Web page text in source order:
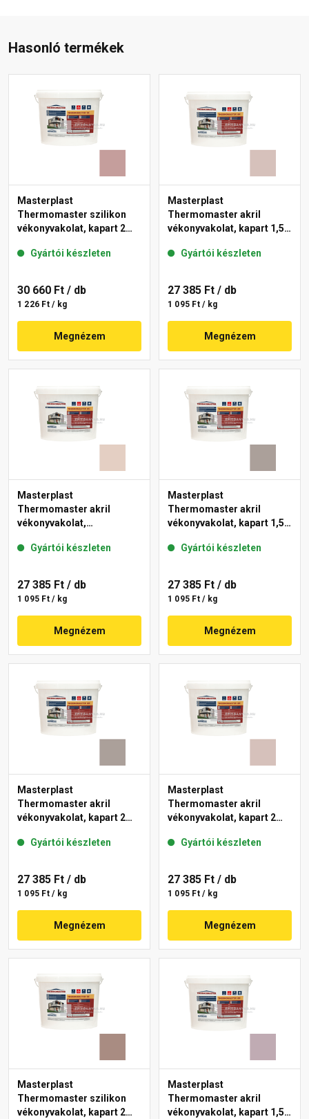
Hasonló termékek
Masterplast
Thermomaster szilikon
vékonyvakolat, kapart 2
Gyártói készleten
30 660 Ft / db
1 226 Ft / kg
Megnézem
Masterplast
Thermomaster akril
vékonyvakolat, kapart 1,5
Gyártói készleten
27 385 Ft / db
1 095 Ft / kg
Megnézem
Masterplast
Thermomaster akril
vékonyvakolat,
44-E 25 kg
Gyártói készleten
27 385 Ft / db
1 095 Ft / kg
Megnézem
Masterplast
Thermomaster akril
vékonyvakolat, kapart 1,5
Gyártói készleten
27 385 Ft / db
1 095 Ft / kg
Megnézem
Masterplast
Thermomaster akril
vékonyvakolat, kapart 2
Gyártói készleten
27 385 Ft / db
1 095 Ft / kg
Megnézem
Masterplast
Thermomaster akril
vékonyvakolat, kapart 2
Gyártói készleten
27 385 Ft / db
1 095 Ft / kg
Megnézem
Masterplast
Thermomaster szilikon
vékonyvakolat, kapart 2
Masterplast
Thermomaster akril
vékonyvakolat, kapart 1,5